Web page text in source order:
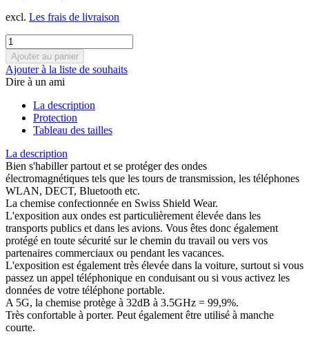
excl. Les frais de livraison
Ajouter à la liste de souhaits
Dire à un ami
La description
Protection
Tableau des tailles
La description
Bien s'habiller partout et se protéger des ondes
électromagnétiques tels que les tours de transmission, les téléphones
WLAN, DECT, Bluetooth etc.
La chemise confectionnée en Swiss Shield Wear.
L'exposition aux ondes est particulièrement élevée dans les
transports publics et dans les avions. Vous êtes donc également
protégé en toute sécurité sur le chemin du travail ou vers vos
partenaires commerciaux ou pendant les vacances.
L'exposition est également très élevée dans la voiture, surtout si vous
passez un appel téléphonique en conduisant ou si vous activez les
données de votre téléphone portable.
A 5G, la chemise protège à 32dB à 3.5GHz = 99,9%.
Très confortable à porter. Peut également être utilisé à manche
courte.